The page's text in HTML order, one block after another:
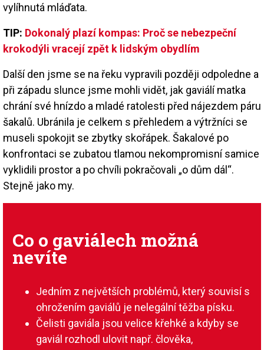
vylíhnutá mláďata.
TIP: Dokonalý plazí kompas: Proč se nebezpeční
krokodýli vracejí zpět k lidským obydlím
Další den jsme se na řeku vypravili později odpoledne a
při západu slunce jsme mohli vidět, jak gaviálí matka
chrání své hnízdo a mladé ratolesti před nájezdem páru
šakalů. Ubránila je celkem s přehledem a výtržníci se
museli spokojit se zbytky skořápek. Šakalové po
konfrontaci se zubatou tlamou nekompromisní samice
vyklidili prostor a po chvíli pokračovali „o dům dál“.
Stejně jako my.
Co o gaviálech možná
nevíte
Jedním z největších problémů, který souvisí s
ohrožením gaviálů je nelegální těžba písku.
Čelisti gaviála jsou velice křehké a kdyby se
gaviál rozhodl ulovit např. člověka,